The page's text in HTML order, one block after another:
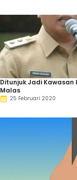
Ditunjuk Jadi
Malas
25 Februari 2020